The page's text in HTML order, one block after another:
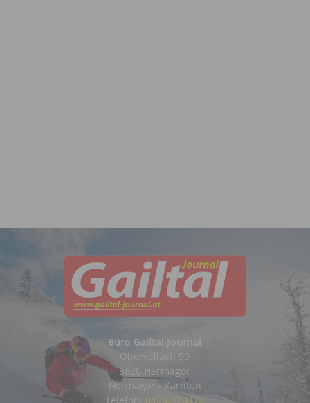
Büro Gailtal Journal
Obervellach 99
9620 Hermagor
Hermagor - Kärnten
Telefon: 04282/20472